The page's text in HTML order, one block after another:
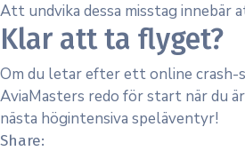
Att undvika dessa misstag innebär
Klar att ta flyget?
Om du letar efter ett online crash-
AviaMasters redo för start när du
nästa högintensiva speläventyr!
Share: